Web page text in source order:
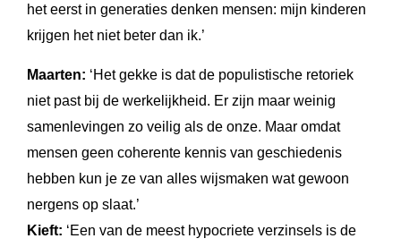
het eerst in generaties denken mensen: mijn kinderen
krijgen het niet beter dan ik.’
Maarten: ‘Het gekke is dat de populistische retoriek
niet past bij de werkelijkheid. Er zijn maar weinig
samenlevingen zo veilig als de onze. Maar omdat
mensen geen coherente kennis van geschiedenis
hebben kun je ze van alles wijsmaken wat gewoon
nergens op slaat.’
Kieft: ‘Een van de meest hypocriete verzinsels is de